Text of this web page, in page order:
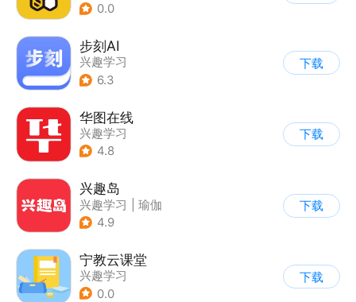
0.0
步刻AI
兴趣学习
6.3
下载
华图在线
兴趣学习
4.8
下载
兴趣岛
兴趣学习
瑜伽
4.9
下载
宁教云课堂
兴趣学习
0.0
下载